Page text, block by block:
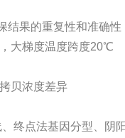
果的重复性和准确性
大梯度温度跨度20℃
贝浓度差异
终点法基因分型、阴